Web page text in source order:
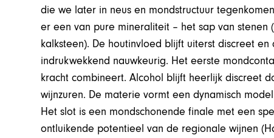
die we later in neus en mondstructuur
er een van pure mineraliteit – het sap van stenen
kalksteen). De houtinvloed blijft uiterst discreet
indrukwekkend nauwkeurig. Het eerste
kracht combineert. Alcohol blijft heerlijk discreet
wijnzuren. De materie vormt een dynamisch
Het slot is een mondschonende finale met een
ontluikende potentieel van de regionale wijnen